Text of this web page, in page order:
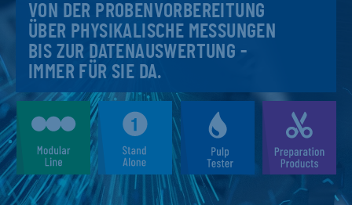
VON DER PROBENVORBEREITUNG
ÜBER PHYSIKALISCHE MESSUNGEN
BIS ZUR DATENAUSWERTUNG -
IMMER FÜR SIE DA.